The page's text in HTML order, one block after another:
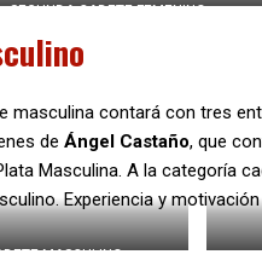
SEGUNDA CADETE FEMENINO
masculina contará con tres
de Ángel Castaño, que
Masculina. A la categoría
Experiencia y
MASCULINO